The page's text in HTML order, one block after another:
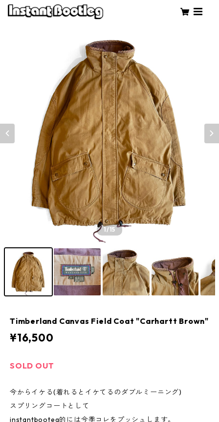
1/15
Timberland Canvas Field Coat "Carhartt Brown"
¥16,500
SOLD OUT
今からイケる(着れるとイケてるのダブルミーニング)
スプリングコートとして
instantbooteg的には今季コレをプッシュします。